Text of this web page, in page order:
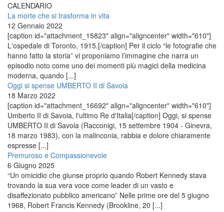
CALENDARIO
La morte che si trasforma in vita
12 Gennaio 2022
[caption id="attachment_15823" align="aligncenter" width="610"]
L'ospedale di Toronto, 1915.[/caption] Per il ciclo “le fotografie che
hanno fatto la storia” vi proponiamo l’immagine che narra un
episodio noto come uno dei momenti più magici della medicina
moderna, quando [...]
Oggi si spense UMBERTO II di Savoia
18 Marzo 2022
[caption id="attachment_16692" align="aligncenter" width="610"]
Umberto II di Savoia, l'ultimo Re d'Italia[/caption] Oggi, si spense
UMBERTO II di Savoia (Racconigi, 15 settembre 1904 - Ginevra,
18 marzo 1983), con la malinconia, rabbia e dolore chiaramente
espresse [...]
Premuroso e Compassionevole
6 Giugno 2025
“Un omicidio che giunse proprio quando Robert Kennedy stava
trovando la sua vera voce come leader di un vasto e
disaffezionato pubblico americano” Nelle prime ore del 5 giugno
1968, Robert Francis Kennedy (Brookline, 20 [...]